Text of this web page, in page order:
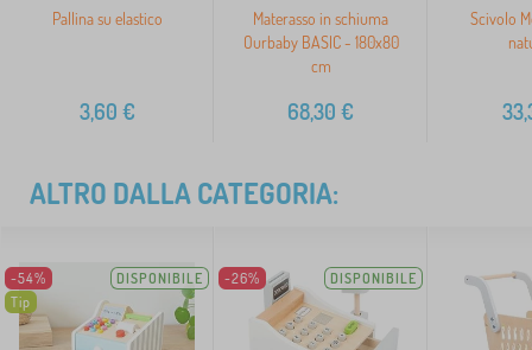
Pallina su elastico
3,60 €
Materasso in schiuma
Ourbaby BASIC - 180x80
cm
68,30 €
Scivolo
ALTRO DALLA CATEGORIA:
-54%
Tip
DISPONIBILE -26% DISPONIBILE